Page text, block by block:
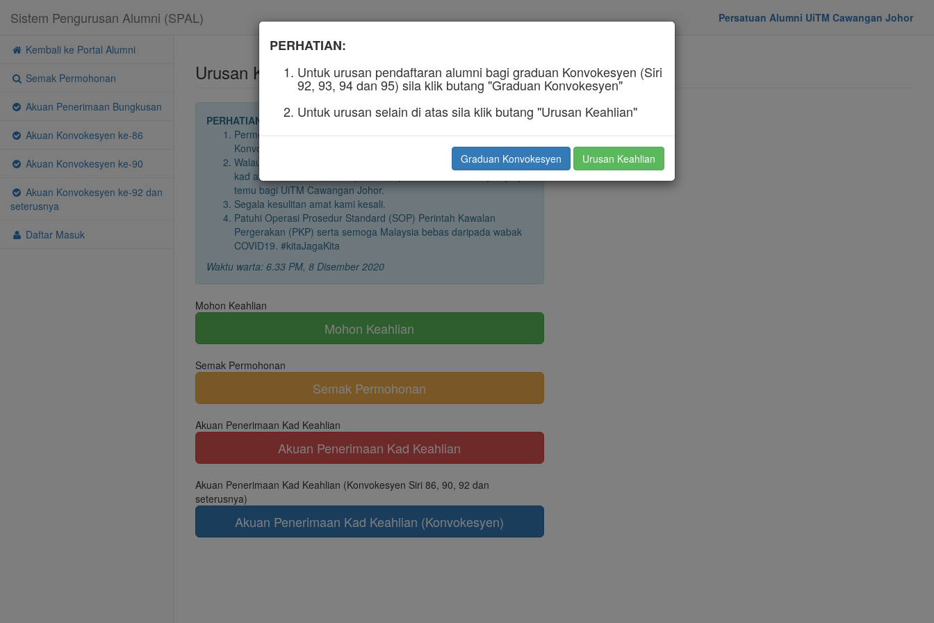
Sistem Pengurusan Alumni (SPAL) Persatuan Alumni UiTM Cawangan Johor
Kembali ke Portal Alumni
Semak Permohonan
Akuan Penerimaan Bungkusan
Akuan Konvokesyen ke-86
Akuan Konvokesyen ke-90
Akuan Konvokesyen ke-92 dan
seterusnya
Daftar Masuk
Urusan Kad Keahlian & Konvokesyen
PERHATIAN
Permohonan keahlian alumni bagi alumni lama dan juga graduan
Konvokesyen kekal dibuka.
Walaubagaimanapun proses pengesahan yuran dan pengeposan
kad akan dilakukan secara pukal selepas tarikh konvokesyen janji
temu bagi UiTM Cawangan Johor.
Segala kesulitan amat kami kesali.
Patuhi Operasi Prosedur Standard (SOP) Perintah Kawalan
Pergerakan (PKP) serta semoga Malaysia bebas daripada wabak
COVID19. #kitaJagaKita
Waktu warta: 6.33 PM, 8 Disember 2020
Mohon Keahlian
Mohon Keahlian
Semak Permohonan
Semak Permohonan
Akuan Penerimaan Kad Keahlian
Akuan Penerimaan Kad Keahlian
Akuan Penerimaan Kad Keahlian (Konvokesyen Siri 86, 90, 92 dan
seterusnya)
Akuan Penerimaan Kad Keahlian (Konvokesyen)
PERHATIAN:
Untuk urusan pendaftaran alumni bagi graduan Konvokesyen (Siri
92, 93, 94 dan 95) sila klik butang "Graduan Konvokesyen"
Untuk urusan selain di atas sila klik butang "Urusan Keahlian"
Graduan Konvokesyen Urusan Keahlian